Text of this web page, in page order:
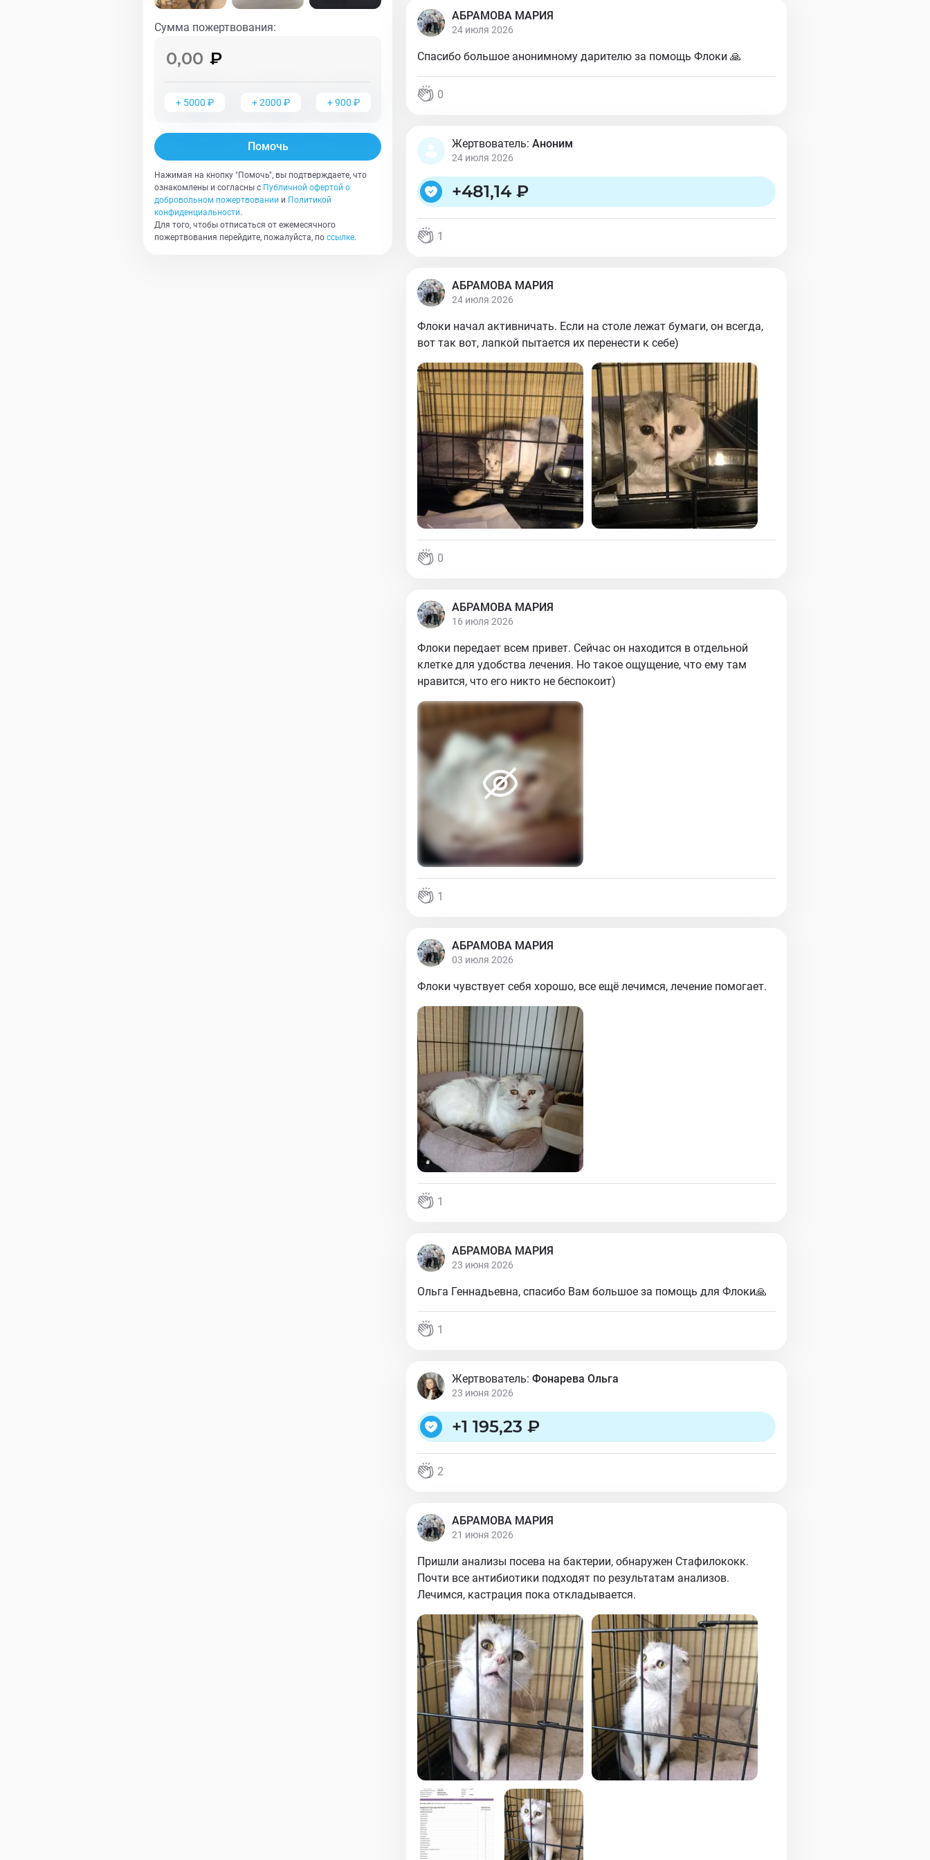
Сумма пожертвования:
+ 5000 ₽ +2000 ₽ +900 ₽
Помочь
Нажимая на кнопку "Помочь", вы подтверждаете, что
ознакомлены и согласны с Публичной офертой о
добровольном пожертвовании и Политикой
конфиденциальности.
Для того, чтобы отписаться от ежемесячного
пожертвования перейдите, пожалуйста, по ссылке.
АБРАМОВА МАРИЯ
24 июля 2026
Спасибо большое анонимному дарителю за помощь Флоки 🙏
0
Жертвователь: Аноним
24 июля 2026
+481,14 ₽
1
АБРАМОВА МАРИЯ
24 июля 2026
Флоки начал активничать. Если на столе лежат бумаги, он всегда,
вот так вот, лапкой пытается их перенести к себе)
0
АБРАМОВА МАРИЯ
16 июля 2026
Флоки передает всем привет. Сейчас он находится в отдельной
клетке для удобства лечения. Но такое ощущение, что ему там
нравится, что его никто не беспокоит)
1
АБРАМОВА МАРИЯ
03 июля 2026
Флоки чувствует себя хорошо, все ещё лечимся, лечение помогает.
1
АБРАМОВА МАРИЯ
23 июня 2026
Ольга Геннадьевна, спасибо Вам большое за помощь для Флоки🙏
1
Жертвователь: Фонарева Ольга
23 июня 2026
+1 195,23 ₽
2
АБРАМОВА МАРИЯ
21 июня 2026
Пришли анализы посева на бактерии, обнаружен Стафилококк.
Почти все антибиотики подходят по результатам анализов.
Лечимся, кастрация пока откладывается.